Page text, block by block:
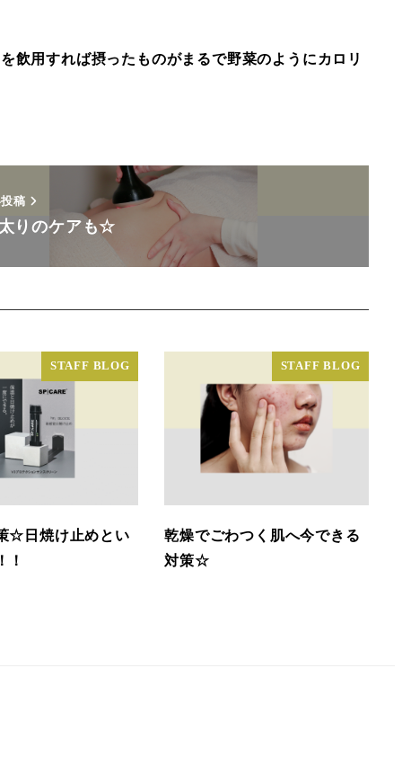
飲用すれば摂ったものがまるで野菜のようにカロリ
稿
りのケアも☆
STAFF BLOG
☆日焼け止めとい
！
STAFF BLOG
乾燥でごわつく肌へ今できる
対策☆